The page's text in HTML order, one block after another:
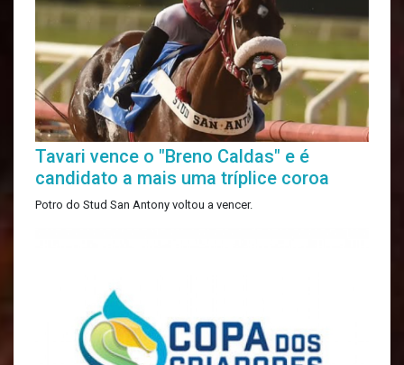
Tavari vence o "Breno Caldas" e é
candidato a mais uma tríplice coroa
Potro do Stud San Antony voltou a vencer.